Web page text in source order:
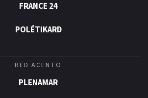
FRANCE 24
POLÉTIKARD
RED ACENTO
PLENAMAR